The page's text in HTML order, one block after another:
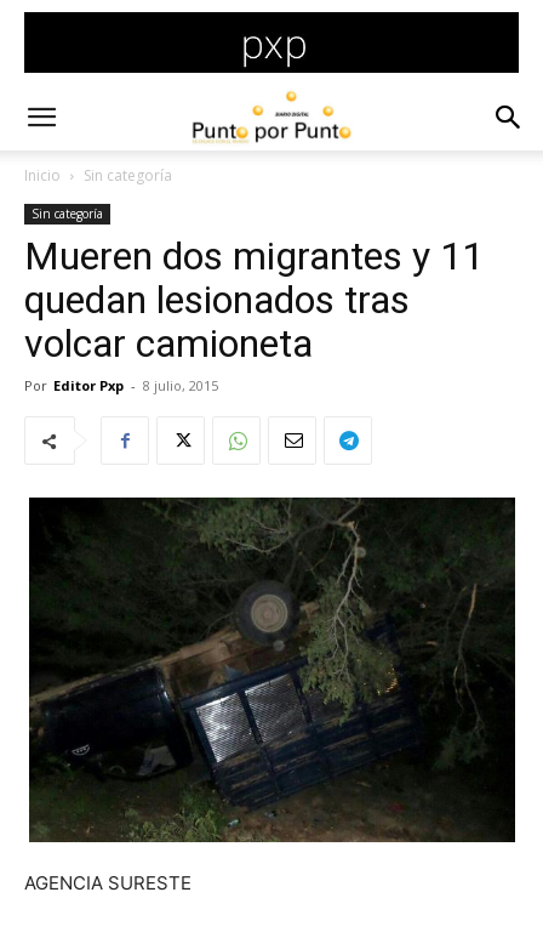
Inicio Sin categoría
Sin categoría
Mueren dos migrantes y 11
quedan lesionados tras
volcar camioneta
Por Editor Pxp - 8 julio, 2015
AGENCIA SURESTE